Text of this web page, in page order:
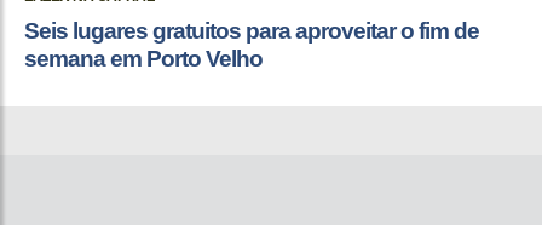
Seis lugares gratuitos para aproveitar o fim de
semana em Porto Velho